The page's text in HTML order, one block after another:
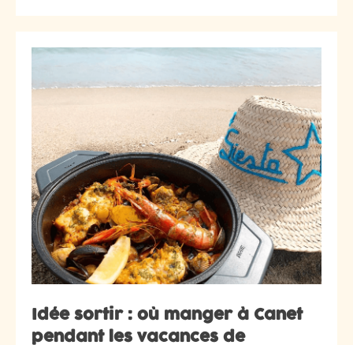
Idée sortir : où manger à Canet
pendant les vacances de